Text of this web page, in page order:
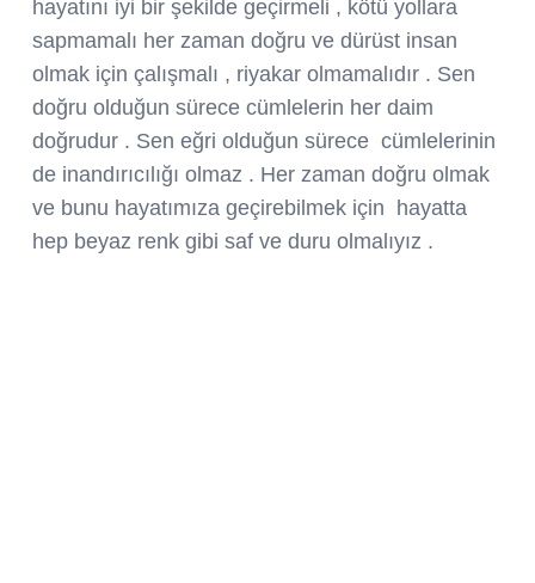
hayatını iyi bir şekilde geçirmeli , kötü yollara
sapmamalı her zaman doğru ve dürüst insan
olmak için çalışmalı , riyakar olmamalıdır . Sen
doğru olduğun sürece cümlelerin her daim
doğrudur . Sen eğri olduğun sürece cümlelerinin
de inandırıcılığı olmaz . Her zaman doğru olmak
ve bunu hayatımıza geçirebilmek için hayatta
hep beyaz renk gibi saf ve duru olmalıyız .